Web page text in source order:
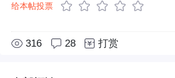
给本帖投票
316 28 打赏